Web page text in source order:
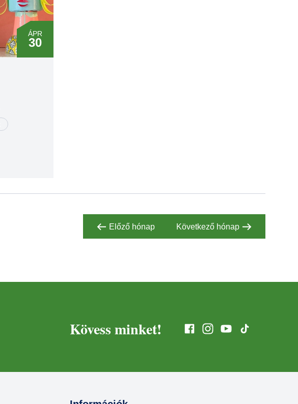
ÁPR
30
Előző hónap Következő hónap
Kövess minket!